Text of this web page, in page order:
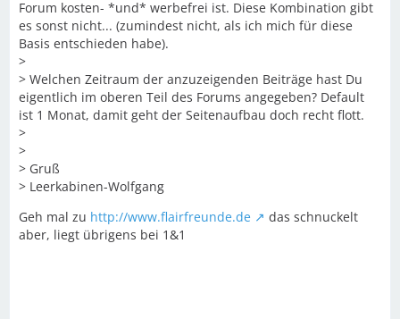
Forum kosten- *und* werbefrei ist. Diese Kombination gibt
es sonst nicht... (zumindest nicht, als ich mich für diese
Basis entschieden habe).
>
> Welchen Zeitraum der anzuzeigenden Beiträge hast Du
eigentlich im oberen Teil des Forums angegeben? Default
ist 1 Monat, damit geht der Seitenaufbau doch recht flott.
>
>
> Gruß
> Leerkabinen-Wolfgang
Geh mal zu http://www.flairfreunde.de
das schnuckelt
aber, liegt übrigens bei 1&1